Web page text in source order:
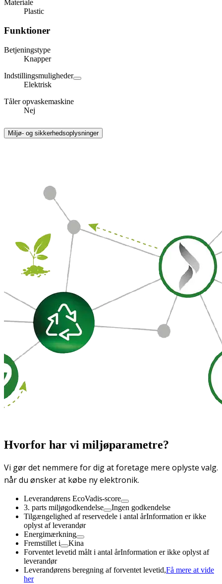
Materiale
Plastic
Funktioner
Betjeningstype
Knapper
Indstillingsmuligheder
Elektrisk
Tåler opvaskemaskine
Nej
Miljø- og sikkerhedsoplysninger
Hvorfor har vi miljøparametre?
Vi gør det nemmere for dig at foretage mere oplyste valg.
når du ønsker at købe ny elektronik.
Leverandørens EcoVadis-score
3. parts miljøgodkendelse
Ingen godkendelse
Tilgængelighed af reservedele i antal årInformation er ikke
oplyst af leverandør
Energimærkning
Fremstillet i
Kina
Forventet levetid målt i antal årInformation er ikke oplyst af
leverandør
Leverandørens beregning af forventet levetid,Få mere at vide
her